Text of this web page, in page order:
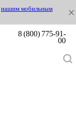
нашим мобильным
8 (800) 775-91-
00